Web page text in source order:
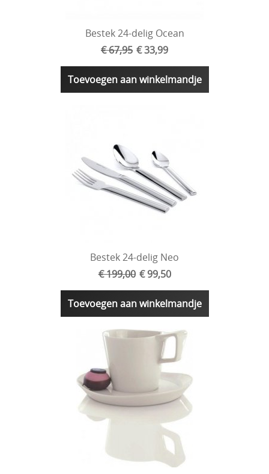
Bestek 24-delig Ocean
€ 67,95 € 33,99
Toevoegen aan winkelmandje
Bestek 24-delig Neo
€ 199,00 € 99,50
Toevoegen aan winkelmandje